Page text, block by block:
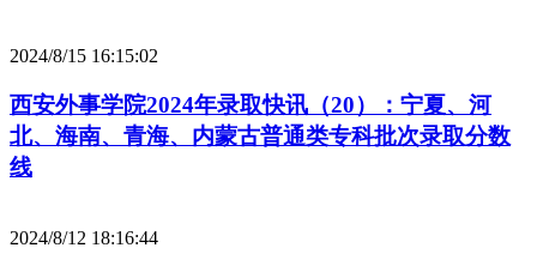
2024/8/15 16:15:02
西安外事学院2024年录取快讯（20）：宁夏、河
北、海南、青海、内蒙古普通类专科批次录取分数
线
2024/8/12 18:16:44